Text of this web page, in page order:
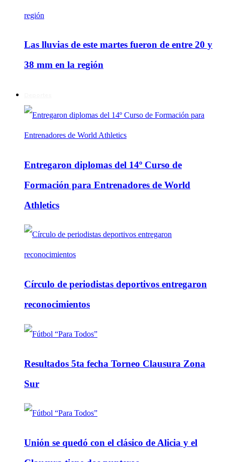
Las lluvias de este martes fueron de entre 20 y
38 mm en la región
Entregaron diplomas del 14º Curso de
Formación para Entrenadores de World
Athletics
Círculo de periodistas deportivos entregaron
reconocimientos
Resultados 5ta fecha Torneo Clausura Zona
Sur
Unión se quedó con el clásico de Alicia y el